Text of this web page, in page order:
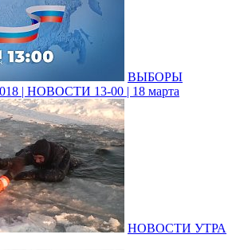
ВЫБОРЫ
| НОВОСТИ 13-00 | 18 марта
НОВОСТИ УТРА